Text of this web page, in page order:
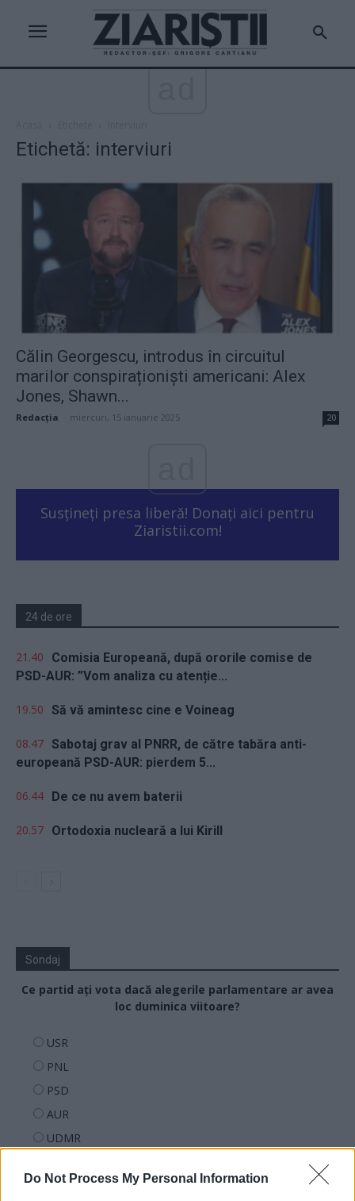
Do Not Process My Personal Information
Etichetă: interviuri
Călin Georgescu, introdus în circuitul
marilor conspiraționiști americani: Alex
Jones, Shawn...
Redacţia miercuri, 15 ianuarie 2025 20
Susțineți presa liberă! Donați aici pentru
Ziaristii.com!
24 de ore
21.40
Comisia Europeană, după ororile comise de
PSD-AUR: ”Vom analiza cu atenție...
19.50 Să vă amintesc cine e Voineag
08.47 Sabotaj grav al PNRR, de către tabăra anti-
europeană PSD-AUR: pierdem 5...
06.44 De ce nu avem baterii
20.57 Ortodoxia nucleară a lui Kirill
Sondaj
Ce partid ați vota dacă alegerile parlamentare ar avea
loc duminica viitoare?
USR
PNL
PSD
AUR
UDMR
Forța Dreptei (L. Orban)